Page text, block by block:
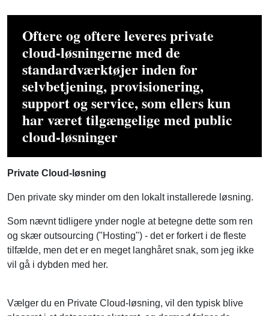
Oftere og oftere leveres private
cloud-løsningerne med de
standardværktøjer inden for
selvbetjening, provisionering,
support og service, som ellers kun
har været tilgængelige med public
cloud-løsninger
Private Cloud-løsning
Den private sky minder om den lokalt installerede løsning.
Som nævnt tidligere ynder nogle at betegne dette som ren
tilfælde, men det er en meget langhåret snak, som jeg ikke
vil gå i dybden med her.
fordele, den offentlige sky leverer. Dog foregår det i et mere